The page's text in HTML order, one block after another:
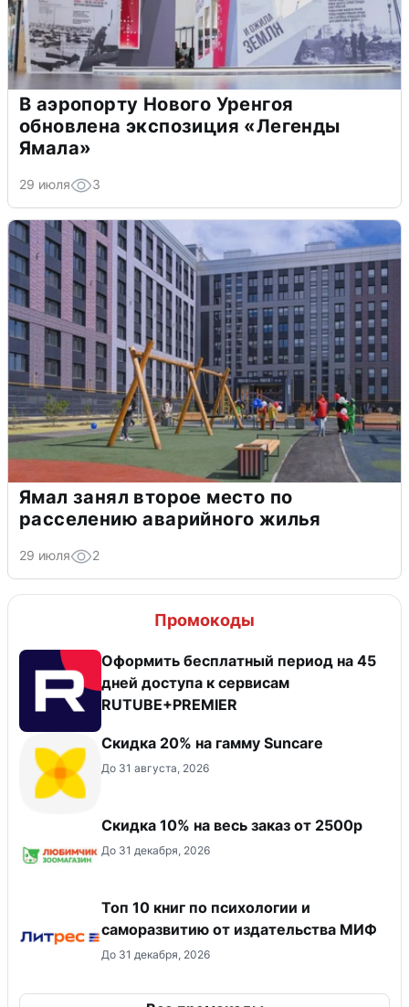
В аэропорту Нового Уренгоя
обновлена экспозиция «Легенды
Ямала»
29 июля 3
Ямал занял второе место по
расселению аварийного жилья
29 июля 2
Промокоды
Оформить бесплатный период на 45
дней доступа к сервисам
RUTUBE+PREMIER
Скидка 20% на гамму Suncare
До 31 августа, 2026
Скидка 10% на весь заказ от 2500р
До 31 декабря, 2026
Топ 10 книг по психологии и
саморазвитию от издательства МИФ
До 31 декабря, 2026